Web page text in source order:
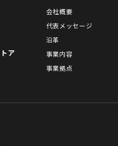
ア
会社概要
代表メッセージ
沿革
事業内容
事業拠点